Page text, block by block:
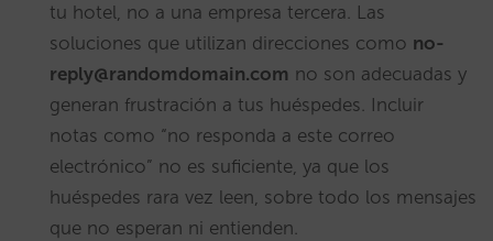
tu hotel, no a una empresa tercera. Las
soluciones que utilizan direcciones como no-
reply@randomdomain.com no son adecuadas y
generan frustración a tus huéspedes. Incluir
notas como “no responda a este correo
electrónico” no es suficiente, ya que los
huéspedes rara vez leen, sobre todo los mensajes
que no esperan ni entienden.